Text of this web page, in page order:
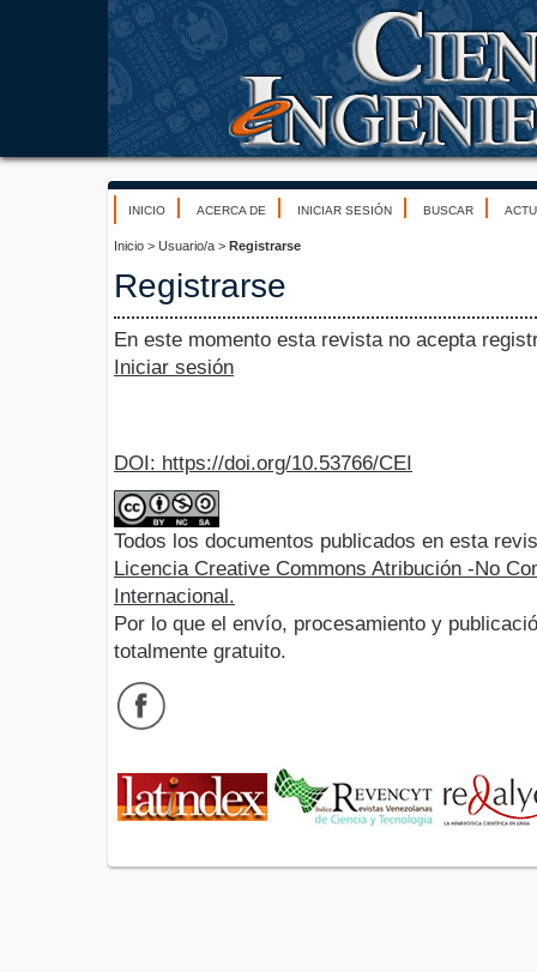
INICIO ACERCA DE INICIAR SESIÓN BUSCAR
Inicio > Usuario/a > Registrarse
Registrarse
En este momento esta revista no acepta
Iniciar sesión
DOI: https://doi.org/10.53766/CEI
Todos los documentos publicados en esta
Licencia Creative Commons Atribución -No
Internacional.
Por lo que el envío, procesamiento y
totalmente gratuito.